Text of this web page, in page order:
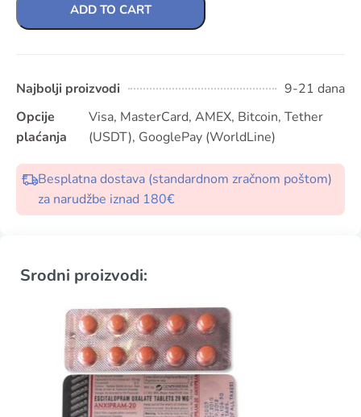
ADD TO CART
Najbolji proizvodi
9-21 dana
Opcije
plaćanja
Visa, MasterCard, AMEX, Bitcoin, Tether
(USDT), GooglePay (WorldLine)
Besplatna dostava (standardnom zračnom poštom)
za narudžbe iznad 180€
Srodni proizvodi: